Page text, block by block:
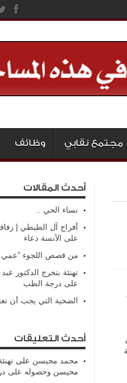
مجتمع نقابي وظائف
أحدث المقالات
نساء الحي ..
أفراح آل الطيطي |
على الآنسة دعاء
من قصص اللجوء
تهنئة بتخرج الدكتور
على درجة الطب
الضحية التي يجب أن
أحدث التعليقات
محمد محيسن على
محيسن وحصوله على